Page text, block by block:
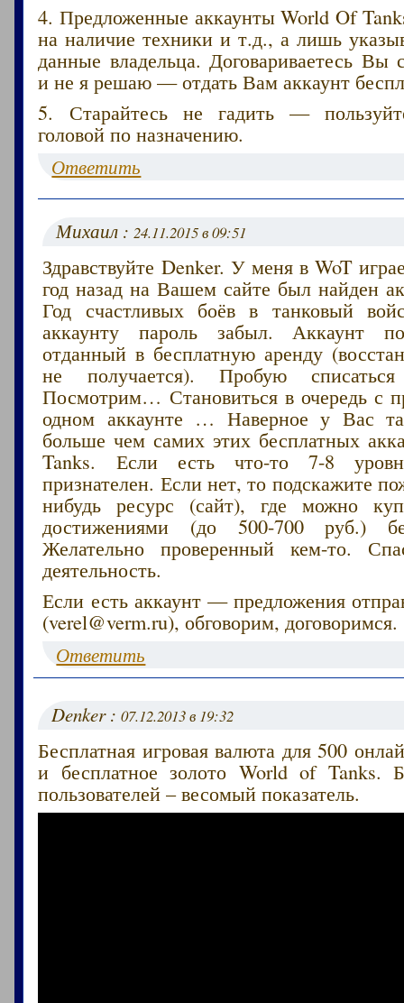
4. Предложенные аккаунты World Of
на наличие техники и т.д., а лишь
данные владельца. Договариваетесь Вы
и не я решаю — отдать Вам аккаунт
5. Старайтесь не гадить —
головой по назначению.
Ответить
Михаил :24.11.2015 в 09:51
Здравствуйте Denker. У меня в WoT
год назад на Вашем сайте был найден
Год счастливых боёв в танковый
аккаунту пароль забыл. Аккаунт
отданный в бесплатную аренду
не получается). Пробую
Посмотрим… Становиться в очередь с
одном аккаунте … Наверное у Вас
больше чем самих этих бесплатных
Tanks. Если есть что-то 7-8
признателен. Если нет, то подскажите
нибудь ресурс (сайт), где можно
достижениями (до 500-700 руб.)
Желательно проверенный кем-то.
деятельность.
Если есть аккаунт — предложения
(verel@verm.ru), обговорим, договоримся.
Ответить
Denker :07.12.2013 в 19:32
Бесплатная игровая валюта для 500
и бесплатное золото World of Tanks.
пользователей – весомый показатель.